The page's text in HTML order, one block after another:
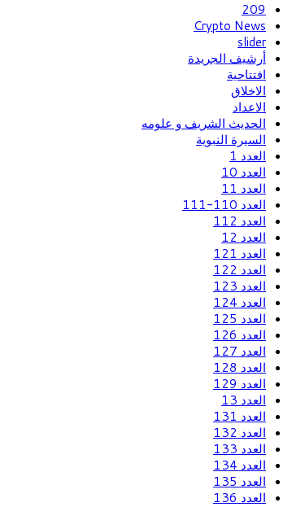
209
Crypto News
slider
أرشيف الجريدة
افتتاحية
الاخلاق
الاعداد
الحديث الشريف و علومه
السيرة النبوية
العدد 1
العدد 10
العدد 11
العدد 110-111
العدد 112
العدد 12
العدد 121
العدد 122
العدد 123
العدد 124
العدد 125
العدد 126
العدد 127
العدد 128
العدد 129
العدد 13
العدد 131
العدد 132
العدد 133
العدد 134
العدد 135
العدد 136